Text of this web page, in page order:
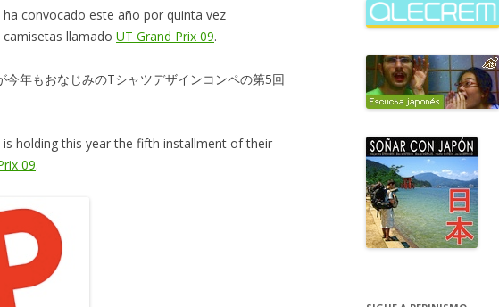
ha convocado este año por quinta vez
llamado UT Grand Prix 09.
今年もおなじみのTシャツデザインコンペの第5回
is holding this year the fifth installment of their
09.